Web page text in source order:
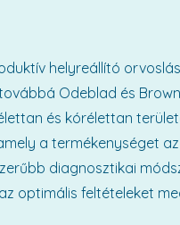
helyreállító orvoslás
Odeblad és
és kórélettan
a termékenységet
diagnosztikai
optimális feltételeket